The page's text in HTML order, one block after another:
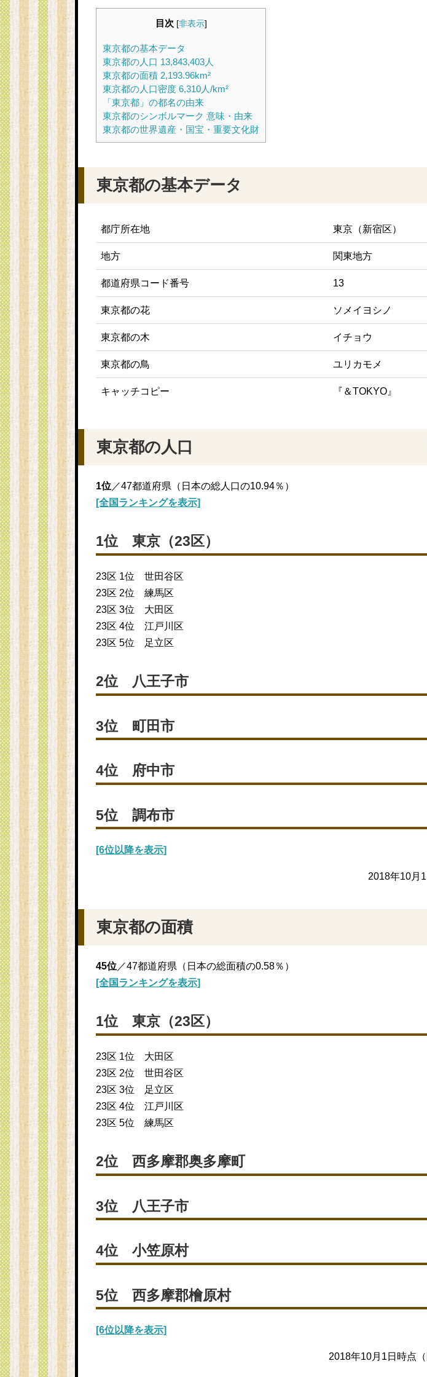
目次 [非表示]
東京都の基本データ
東京都の人口 13,843,403人
東京都の面積 2,193.96km²
東京都の人口密度 6,310人/km²
「東京都」の都名の由来
東京都のシンボルマーク 意味・由来
東京都の世界遺産・国宝・重要文化財
東京都の基本データ
都庁所在地 東京（新宿区）
地方 関東地方
都道府県コード番号 13
東京都の花 ソメイヨシノ
東京都の木 イチョウ
東京都の鳥 ユリカモメ
キャッチコピー 『＆TOKYO』
東京都の人口
1位／47都道府県（日本の総人口の10.94％）
[全国ランキングを表示]
1位 東京（23区）
23区 1位 世田谷区
23区 2位 練馬区
23区 3位 大田区
23区 4位 江戸川区
23区 5位 足立区
2位 八王子市
3位 町田市
4位 府中市
5位 調布市
[6位以降を表示]
2018年10月
東京都の面積
45位／47都道府県（日本の総面積の0.58％）
[全国ランキングを表示]
1位 東京（23区）
23区 1位 大田区
23区 2位 世田谷区
23区 3位 足立区
23区 4位 江戸川区
23区 5位 練馬区
2位 西多摩郡奥多摩町
3位 八王子市
4位 小笠原村
5位 西多摩郡檜原村
[6位以降を表示]
2018年10月1日時点